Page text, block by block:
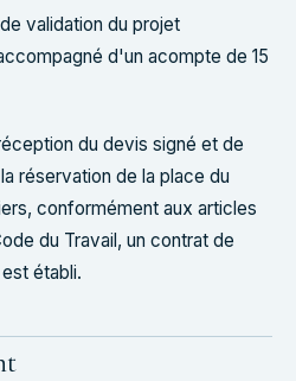
validation du projet
d'un acompte de 15
du devis signé et de
réservation de la place du
conformément aux articles
du Travail, un contrat de
établi.